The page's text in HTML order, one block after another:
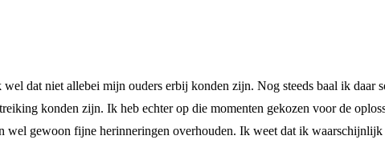
dat niet allebei mijn ouders erbij konden zijn. Nog steeds baal ik
konden zijn. Ik heb echter op die momenten gekozen voor de
wel gewoon fijne herinneringen overhouden. Ik weet dat ik